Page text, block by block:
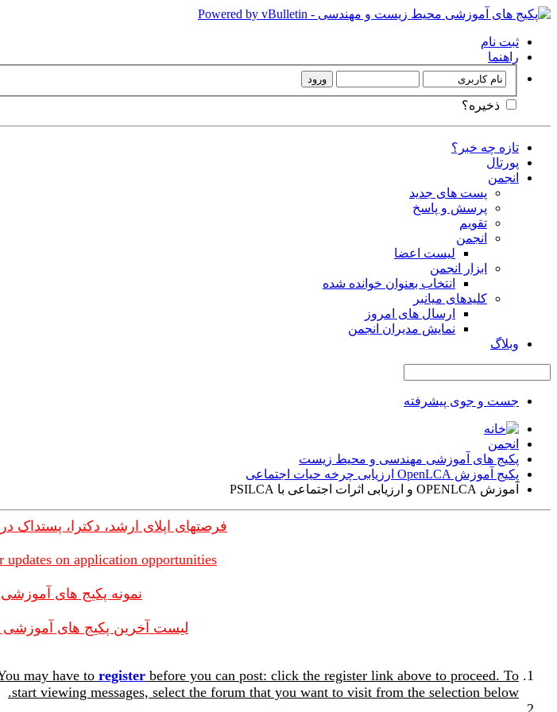
ثبت نام
راهنما
ذخیره؟
تازه چه خبر؟
پورتال
انجمن
پست های جدید
پرسش و پاسخ
تقویم
انجمن
لیست اعضا
ابزار انجمن
انتخاب بعنوان خوانده شده
کلیدهای میانبر
ارسال های امروز
نمایش مدیران انجمن
وبلاگ
جست و جوی پیشرفته
انجمن
پکیج های آموزشی مهندسی و محیط زیست
پکیج آموزش OpenLCA ارزیابی چرخه حیات اجتماعی
آموزش OPENLCA و ارزیابی اثرات اجتماعی با PSILCA
فرصتهای اپلای ارشد، دکترا،
updates on application opportunities
نمونه پکیج های
لیست آخرین پکیج های
may have to register before you can post: click the register link above to proceed. To
start viewing messages, select the forum that you want to visit from the selection below.